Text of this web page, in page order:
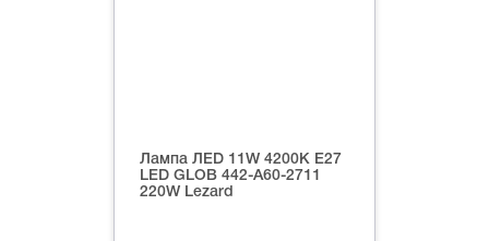
Лампа ЛED 11W 4200К Е27
LED GLOB 442-А60-2711
220W Lezard